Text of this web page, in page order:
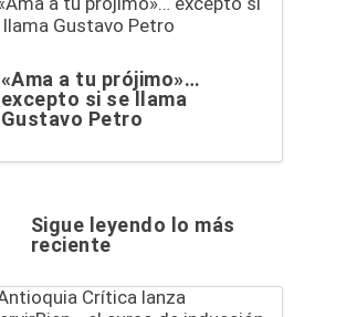
«Ama a tu prójimo»…
excepto si se llama
Gustavo Petro
Sigue leyendo lo más
reciente